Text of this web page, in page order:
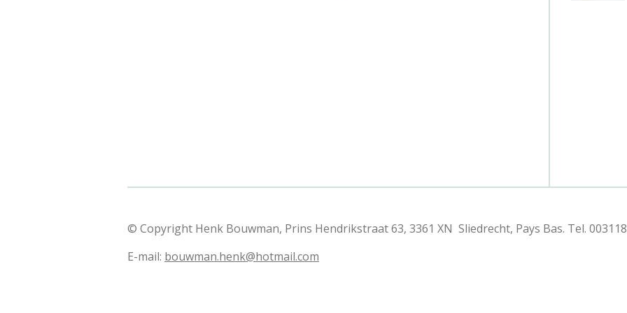
© Copyright Henk Bouwman, Prins Hendrikstraat 63, 3361 XN Sliedrecht, Pays Bas. Tel.
E-mail: bouwman.henk@hotmail.com